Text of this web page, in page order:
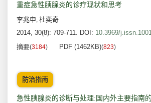
重症急性胰腺炎的诊疗现状和思考
李兆申, 杜奕奇
2014, 30(8): 709-711. DOI: 10.3969/
摘要(3184) PDF (1462KB)(823)
防治指南
急性胰腺炎的诊断与处理:国内外主要指南